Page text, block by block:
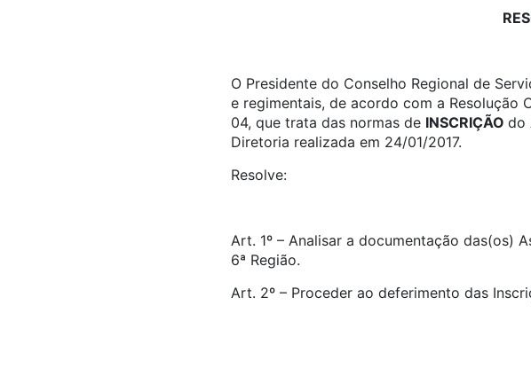
O Presidente do Conselho Regional de
e regimentais, de acordo com a Resolução
04, que trata das normas de INSCRIÇÃO do
Diretoria realizada em 24/01/2017.
Resolve:
Art. 1º – Analisar a documentação das(os)
6ª Região.
Art. 2º – Proceder ao deferimento das